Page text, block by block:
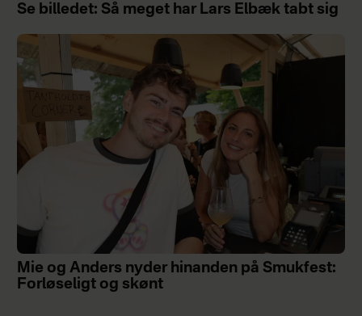
Se billedet: Så meget har Lars Elbæk tabt sig
Mie og Anders nyder hinanden på Smukfest:
Forløseligt og skønt